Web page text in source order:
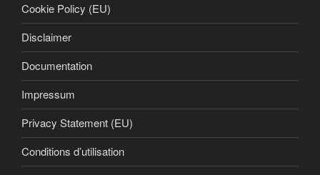
Cookie Policy (EU)
Disclaimer
Documentation
Impressum
Privacy Statement (EU)
Conditions d’utilisation